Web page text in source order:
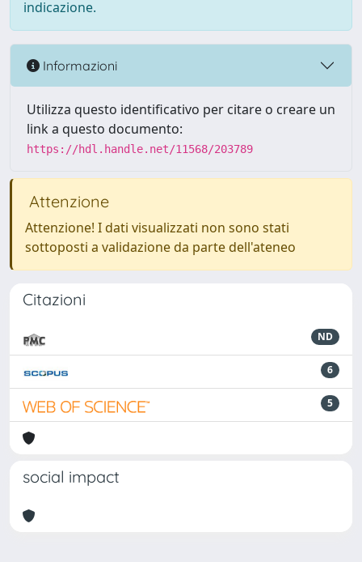
indicazione.
Informazioni
Utilizza questo identificativo per citare o creare un
link a questo documento:
https://hdl.handle.net/11568/203789
Attenzione
Attenzione! I dati visualizzati non sono stati
sottoposti a validazione da parte dell'ateneo
Citazioni
ND
6
5
social impact